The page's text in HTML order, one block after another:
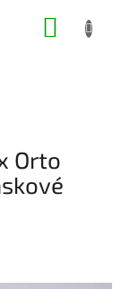
Orto